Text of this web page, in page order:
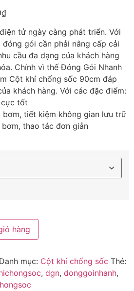
₫
tử ngày càng phát triển. Với
gói cần phải nâng cấp cải
cầu đa dạng của khách hàng
Chính vì thế Đóng Gói Nhanh
Cột khí chống sốc 90cm đáp
khách hàng. Với các đặc điểm:
cực tốt
bơm, tiết kiệm không gian lưu trữ
thao tác đơn giản
hàng
Danh mục: Cột khí chống sốc Thẻ:
, dgn, donggoinhanh,